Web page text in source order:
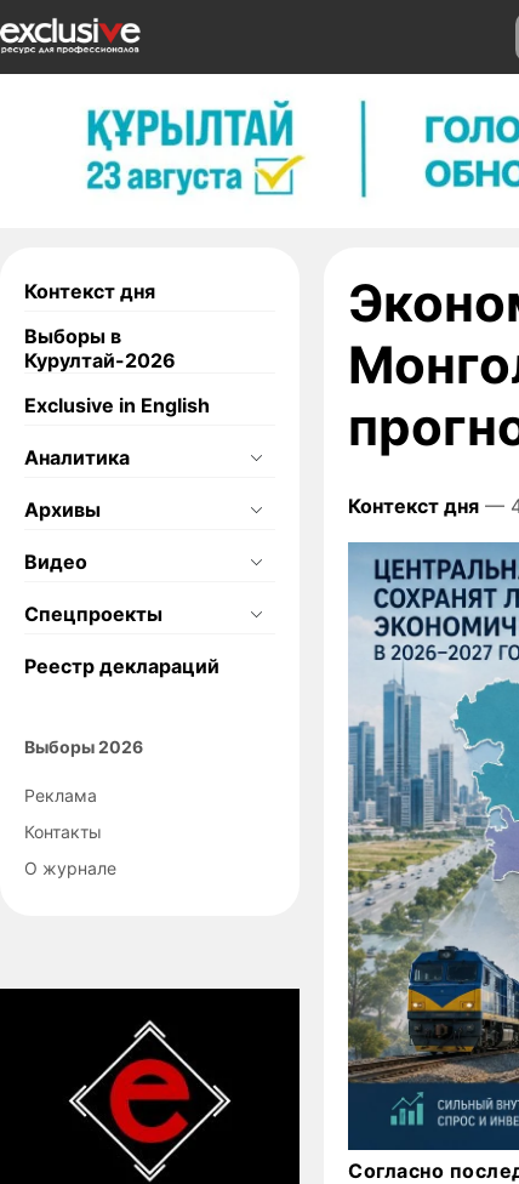
Контекст дня
Выборы в
Курултай-2026
Exclusive in English
Аналитика
Архивы
Видео
Спецпроекты
Реестр деклараций
Выборы 2026
Реклама
Контакты
О журнале
Контекст дня —
Согласно